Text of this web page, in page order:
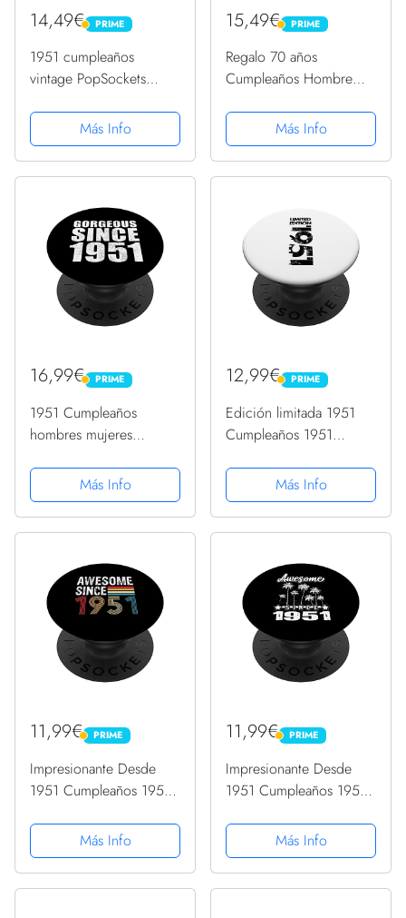
14,49€ PRIME
PRIME
1951 cumpleaños
vintage PopSockets
intercambiable para
Teléfonos y Tabletas
Más Info
15,49€ PRIME
PRIME
Regalo 70 años
Cumpleaños Hombre
PopSockets PopGrip
Intercambiable
Más Info
16,99€ PRIME
PRIME
1951 Cumpleaños
hombres mujeres
retro PopSockets
PopGrip Intercambiable
Más Info
12,99€ PRIME
PRIME
Edición limitada 1951
Cumpleaños 1951
PopSockets PopGrip
Intercambiable
Más Info
11,99€ PRIME
PRIME
Impresionante Desde
1951 Cumpleaños 1951
PopSockets PopGrip
Intercambiable
Más Info
11,99€ PRIME
PRIME
Impresionante Desde
1951 Cumpleaños 1951
PopSockets PopGrip
Intercambiable
Más Info